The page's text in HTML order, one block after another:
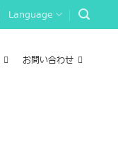
Language
お問い合わせ